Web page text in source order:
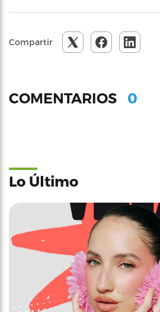
Compartir
COMENTARIOS 0
Lo Último